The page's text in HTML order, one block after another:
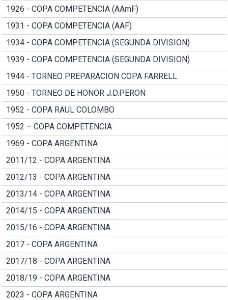
1926 - COPA COMPETENCIA (AAmF)
1931 - COPA COMPETENCIA (AAF)
1934 - COPA COMPETENCIA (SEGUNDA DIVISION)
1939 - COPA COMPETENCIA (SEGUNDA DIVISION)
1944 - TORNEO PREPARACION COPA FARRELL
1950 - TORNEO DE HONOR J.D.PERON
1952 - COPA RAUL COLOMBO
1952 – COPA COMPETENCIA
1969 - COPA ARGENTINA
2011/12 - COPA ARGENTINA
2012/13 - COPA ARGENTINA
2013/14 - COPA ARGENTINA
2014/15 - COPA ARGENTINA
2015/16 - COPA ARGENTINA
2017 - COPA ARGENTINA
2017/18 - COPA ARGENTINA
2018/19 - COPA ARGENTINA
2023 - COPA ARGENTINA